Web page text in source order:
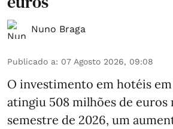
Nuno Braga
Publicado a: 07 Agosto 2026, 09:08
O investimento em hotéis
atingiu 508 milhões de
semestre de 2026, um